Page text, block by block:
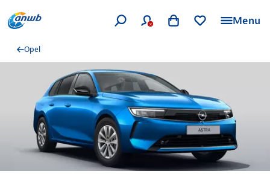
Menu
Opel